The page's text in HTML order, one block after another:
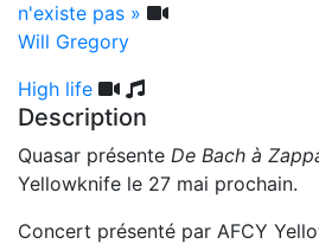
n'existe pas »
Will Gregory
High life
Description
Quasar présente De Bach à
Yellowknife le 27 mai prochain.
Concert présenté par AFCY